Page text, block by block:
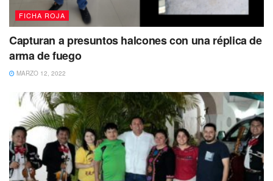
FICHA ROJA
Capturan a presuntos halcones con una réplica de
arma de fuego
MARZO 12, 2022